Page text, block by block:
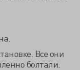
Все они
болтали.